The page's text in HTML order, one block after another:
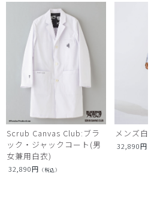
Scrub Canvas Club:ブラ
ック・ジャックコート(男
女兼用白衣)
32,890円 （税込）
メンズ白
32,890円